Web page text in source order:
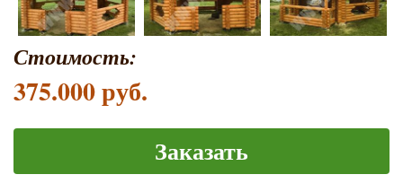
Стоимость:
375.000 руб.
Заказать